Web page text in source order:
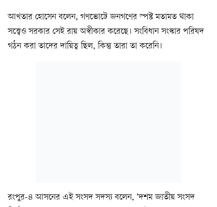
আখতার হোসেন বলেন, গণভোটে জনগণের স্পষ্ট মতামত থাকা
সত্ত্বেও সরকার সেই রায় অস্বীকার করেছে। সংবিধান সংস্কার পরিষদ
গঠন করা তাদের দায়িত্ব ছিল, কিন্তু তারা তা করেনি।
রংপুর-৪ আসনের এই সংসদ সদস্য বলেন, ‘দশম জাতীয় সংসদ